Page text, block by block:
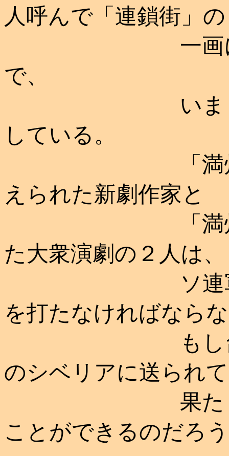
人呼んで「連鎖街」の
一画にある
で、
いま２人の劇
している。
「満州のシ
えられた新劇作家と
「満州のモ
た大衆演劇の２人は、
ソ連軍司令部
を打たなければなら
もし台本が
のシベリアに送られ
果たして、
ことができるのだろ